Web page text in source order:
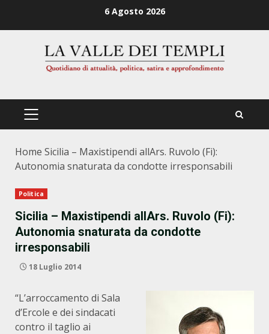
6 Agosto 2026
PRIMÄRES
Home Sicilia – Maxistipendi allArs. Ruvolo (Fi):
Autonomia snaturata da condotte irresponsabili
Politica
Sicilia – Maxistipendi allArs. Ruvolo (Fi):
Autonomia snaturata da condotte
irresponsabili
18 Luglio 2014
“L’arroccamento di Sala
d’Ercole e dei sindacati
contro il taglio ai